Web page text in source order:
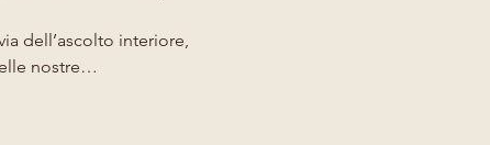
dell’ascolto interiore,
nostre…